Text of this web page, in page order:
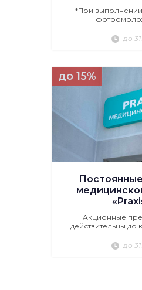
*При
до
до 15%
Акционные
действительны до
до